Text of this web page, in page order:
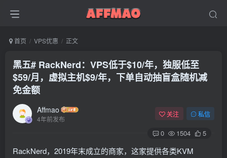
首页 VPS优惠 正文
黑五# RackNerd：VPS低于$10/年，独服低至
$59/月，虚拟主机$9/年，下单自动抽盲盒随机减
免金额
Affmao
4年前发布
关注 私信
0 1504 5
RackNerd，2019年末成立的商家，这家提供各类KVM